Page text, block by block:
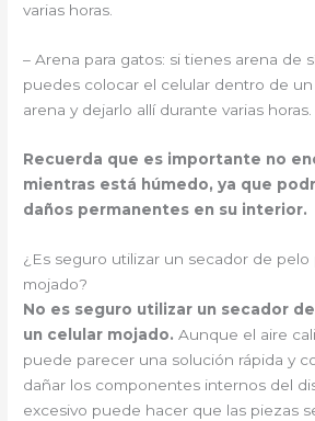
varias horas.
– Arena para gatos: si tienes arena de
puedes colocar el celular dentro de
arena y dejarlo allí durante varias horas.
Recuerda que es importante no
mientras está húmedo, ya que
daños permanentes en su interior.
¿Es seguro utilizar un secador de pelo
mojado?
No es seguro utilizar un secador
un celular mojado. Aunque el aire
puede parecer una solución rápida y
dañar los componentes internos del
excesivo puede hacer que las piezas